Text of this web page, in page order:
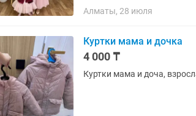
Алматы, 28 июля
Куртки мама и дочка
4 000 ₸
Куртки мама и доча,